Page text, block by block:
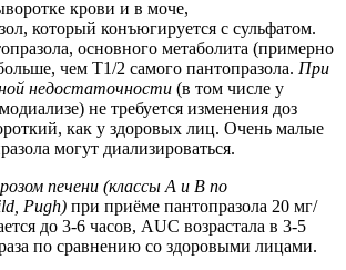
крови и в моче,
который конъюгируется с сульфатом.
основного метаболита (примерно
чем T1/2 самого пантопразола. При
недостаточности (в том числе у
не требуется изменения доз
как у здоровых лиц. Очень малые
могут диализироваться.
печени (классы А и В по
Pugh) при приёме пантопразола 20 мг/
до 3-6 часов, AUC возрастала в 3-5
по сравнению со здоровыми лицами.